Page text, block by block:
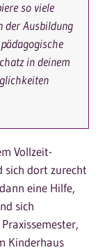
so viele
der Ausbildung
in deinem
Vollzeit-
sich dort zurecht
eine Hilfe,
sich
Kinderhaus